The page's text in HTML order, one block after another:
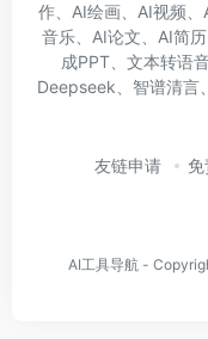
作、AI绘画、AI视频
音乐、AI论文、AI简
成PPT、文本转语
Deepseek、智谱清言
友链申请
AI工具导航 -